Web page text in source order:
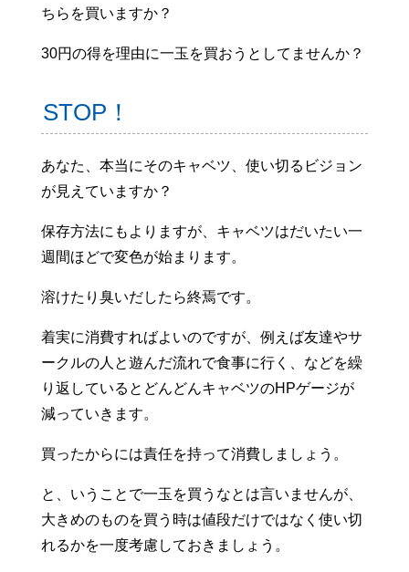
ちらを買いますか？
30円の得を理由に一玉を買おうとしてませんか？
STOP！
あなた、本当にそのキャベツ、使い切るビジョン
が見えていますか？
保存方法にもよりますが、キャベツはだいたい一
週間ほどで変色が始まります。
溶けたり臭いだしたら終焉です。
着実に消費すればよいのですが、例えば友達やサ
ークルの人と遊んだ流れで食事に行く、などを繰
り返しているとどんどんキャベツのHPゲージが
減っていきます。
買ったからには責任を持って消費しましょう。
と、いうことで一玉を買うなとは言いませんが、
大きめのものを買う時は値段だけではなく使い切
れるかを一度考慮しておきましょう。